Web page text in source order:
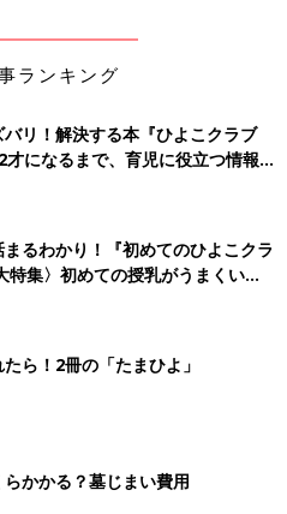
レクションは、オトナっぽいラ
コンセプトはなんでしょう
ランキング
リ！解決する本『ひよこクラブ
になるまで、育児に役立つ情報が
るわかり！『初めてのひよこクラ
特集〉初めての授乳がうまくい
クの基本と夏のトラブル 解決テ
ら！2冊の「たまひよ」
かかる？墓じまい費用